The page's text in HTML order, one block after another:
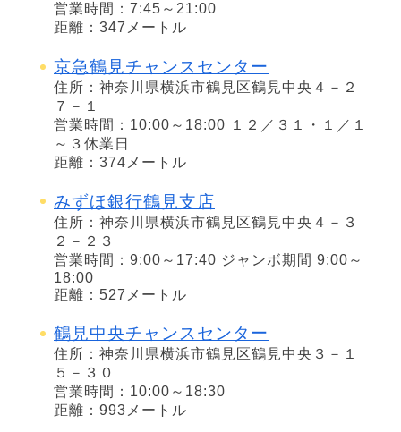
営業時間：7:45～21:00
距離：347メートル
京急鶴見チャンスセンター
住所：神奈川県横浜市鶴見区鶴見中央４－２
７－１
営業時間：10:00～18:00 １２／３１・１／１
～３休業日
距離：374メートル
みずほ銀行鶴見支店
住所：神奈川県横浜市鶴見区鶴見中央４－３
２－２３
営業時間：9:00～17:40 ジャンボ期間 9:00～
18:00
距離：527メートル
鶴見中央チャンスセンター
住所：神奈川県横浜市鶴見区鶴見中央３－１
５－３０
営業時間：10:00～18:30
距離：993メートル